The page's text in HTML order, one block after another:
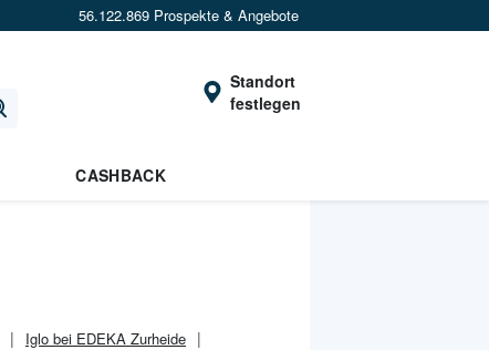
56.122.869 Prospekte & Angebote
Standort
festlegen
CASHBACK
Iglo bei EDEKA Zurheide